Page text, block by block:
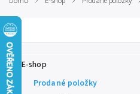
E-shop
Prodané položky